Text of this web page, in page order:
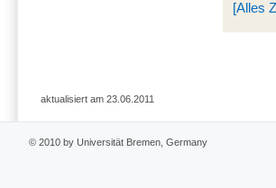
[Alles
aktualisiert am 23.06.2011
© 2010 by Universität Bremen, Germany